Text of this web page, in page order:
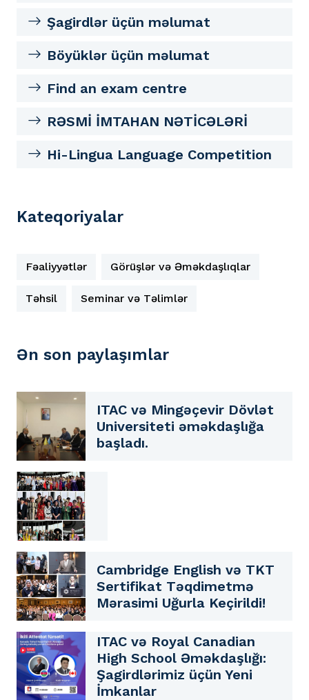
Şagirdlər üçün məlumat
Böyüklər üçün məlumat
Find an exam centre
RƏSMİ İMTAHAN NƏTİCƏLƏRİ
Hi-Lingua Language Competition
Kateqoriyalar
Fəaliyyətlər Görüşlər və Əməkdaşlıqlar
Təhsil Seminar və Təlimlər
Ən son paylaşımlar
ITAC və Mingəçevir Dövlət
Universiteti əməkdaşlığa
başladı.
Cambridge English və TKT
Sertifikat Təqdimetmə
Mərasimi Uğurla Keçirildi!
ITAC və Royal Canadian
High School Əməkdaşlığı:
Şagirdlərimiz üçün Yeni
İmkanlar